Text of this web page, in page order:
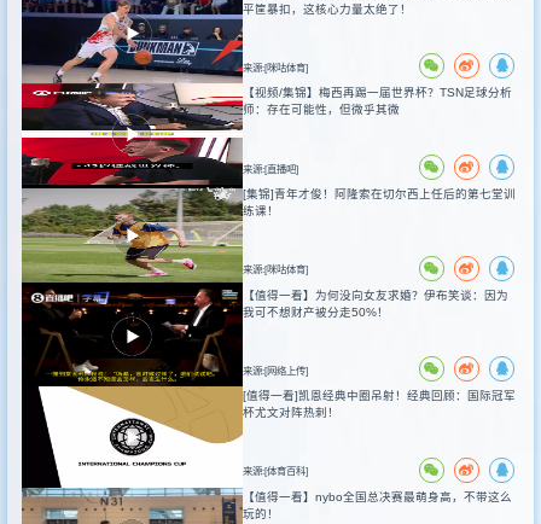
平筐暴扣，这核心力量太绝了！
来源:[咪咕体育]
【视频/集锦】梅西再踢一届世界杯？TSN足球分析
师：存在可能性，但微乎其微
来源:[直播吧]
[集锦]青年才俊！阿隆索在切尔西上任后的第七堂训
练课！
来源:[咪咕体育]
【值得一看】为何没向女友求婚？伊布笑谈：因为
我可不想财产被分走50%！
来源:[网络上传]
[值得一看]凯恩经典中圈吊射！经典回顾：国际冠军
杯尤文对阵热刺！
来源:[体育百科]
【值得一看】nybo全国总决赛最萌身高，不带这么
玩的！